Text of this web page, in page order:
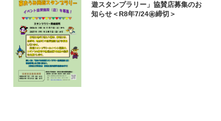
遊スタンプラリー」協賛店募集のお
知らせ＜R8年7/24㊎締切＞